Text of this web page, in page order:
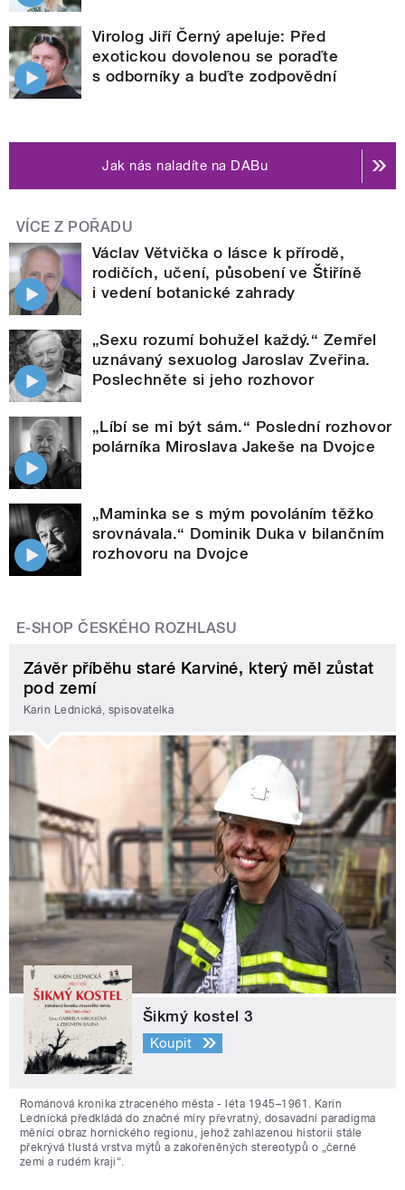
Virolog Jiří Černý apeluje: Před
exotickou dovolenou se poraďte
s odborníky a buďte zodpovědní
Jak nás naladíte na DABu
VÍCE Z POŘADU
Václav Větvička o lásce k přírodě,
rodičích, učení, působení ve Štiříně
i vedení botanické zahrady
„Sexu rozumí bohužel každý.“ Zemřel
uznávaný sexuolog Jaroslav Zveřina.
Poslechněte si jeho rozhovor
„Líbí se mi být sám.“ Poslední rozhovor
polárníka Miroslava Jakeše na Dvojce
„Maminka se s mým povoláním těžko
srovnávala.“ Dominik Duka v bilančním
rozhovoru na Dvojce
E-SHOP ČESKÉHO ROZHLASU
Závěr příběhu staré Karviné, který měl zůstat
pod zemí
Karin Lednická, spisovatelka
Šikmý kostel 3
Koupit
Románová kronika ztraceného města - léta 1945–1961. Karin
Lednická předkládá do značné míry převratný, dosavadní paradigma
měnící obraz hornického regionu, jehož zahlazenou historii stále
překrývá tlustá vrstva mýtů a zakořeněných stereotypů o „černé
zemi a rudém kraji“.